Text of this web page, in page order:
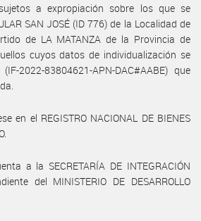
a expropiación sobre los que se
SAN JOSÉ (ID 776) de la Localidad de
de LA MATANZA de la Provincia de
cuyos datos de individualización se
2022-83804621-APN-DAC#AABE) que
en el REGISTRO NACIONAL DE BIENES
a la SECRETARÍA DE INTEGRACIÓN
del MINISTERIO DE DESARROLLO